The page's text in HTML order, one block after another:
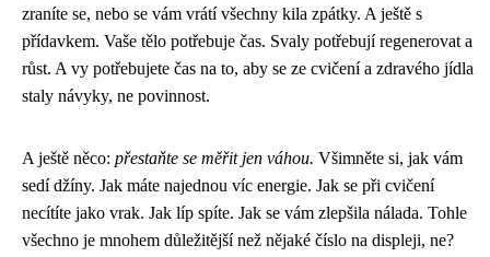
zraníte se, nebo se vám vrátí všechny kila zpátky. A ještě s
přídavkem. Vaše tělo potřebuje čas. Svaly potřebují regenerovat a
růst. A vy potřebujete čas na to, aby se ze cvičení a zdravého jídla
staly návyky, ne povinnost.
A ještě něco: přestaňte se měřit jen váhou. Všimněte si, jak vám
sedí džíny. Jak máte najednou víc energie. Jak se při cvičení
necítíte jako vrak. Jak líp spíte. Jak se vám zlepšila nálada. Tohle
všechno je mnohem důležitější než nějaké číslo na displeji, ne?